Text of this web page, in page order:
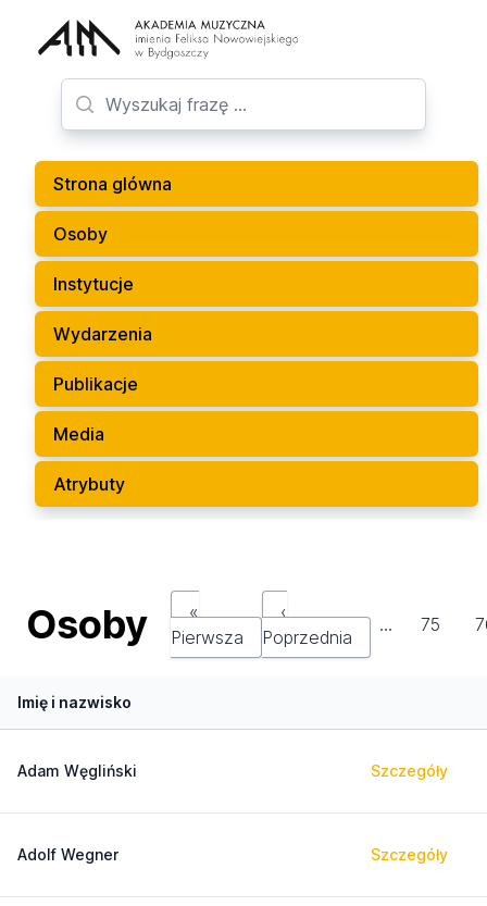
Strona glówna
Osoby
Instytucje
Wydarzenia
Publikacje
Media
Atrybuty
Osoby
«
Pierwsza
‹
Poprzednia
… 75
Imię i nazwisko
Adam Węgliński Szczegóły
Adolf Wegner Szczegóły